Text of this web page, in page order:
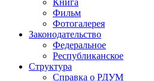
Книга
Фильм
Фотогалерея
Законодательство
Федеральное
Республиканское
Структура
Справка о РДУМ